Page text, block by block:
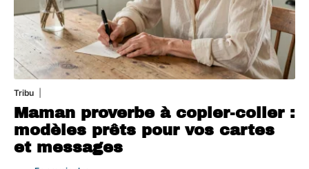
Tribu
Maman proverbe à copier-coller :
modèles prêts pour vos cartes
et messages